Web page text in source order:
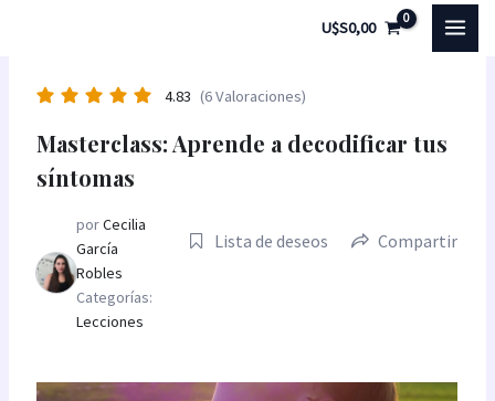
U$S0,00
4.83 (6 Valoraciones)
Masterclass: Aprende a decodificar tus
síntomas
porCecilia
García
Robles
Categorías:
Lecciones
Lista de deseos Compartir